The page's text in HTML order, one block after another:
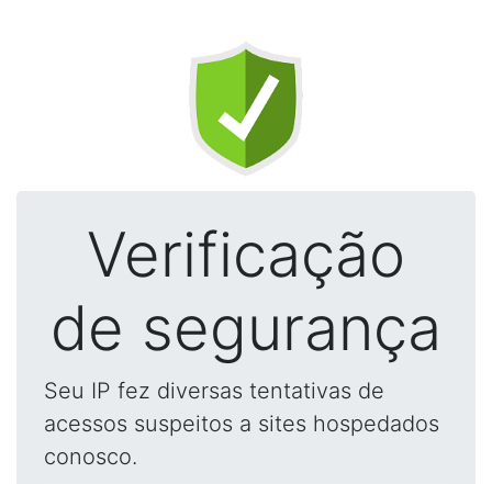
Verificação
de segurança
Seu IP fez diversas tentativas de
acessos suspeitos a sites hospedados
conosco.